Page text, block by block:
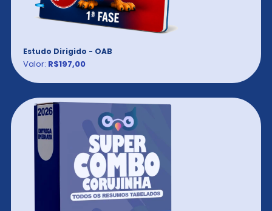
Estudo Dirigido - OAB
Valor: R$197,00